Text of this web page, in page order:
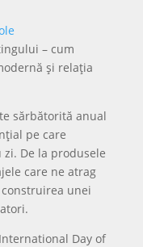
sărbătorită anual
pe care
De la produsele
care ne atrag
unei
Day of